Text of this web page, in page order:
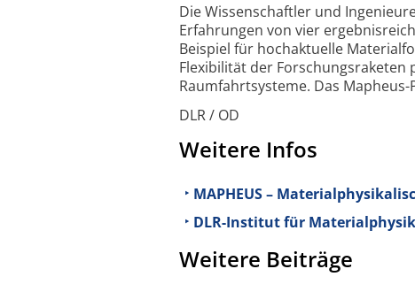
Die Wissenschaftler und
Erfahrungen von vier
Beispiel für hochaktuelle
Flexibilität der
Raumfahrtsysteme. Das
DLR / OD
Weitere Infos
MAPHEUS –
DLR-Institut für
Weitere Beiträge